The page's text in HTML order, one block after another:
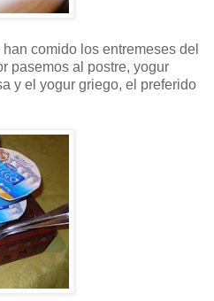
comido los entremeses del
pasemos al postre, yogur
y el yogur griego, el preferido